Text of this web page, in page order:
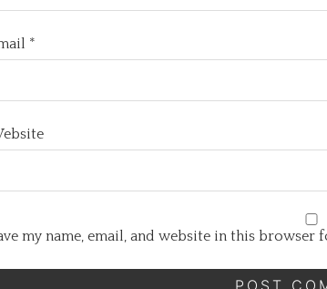
*
my name, email, and website in this browser